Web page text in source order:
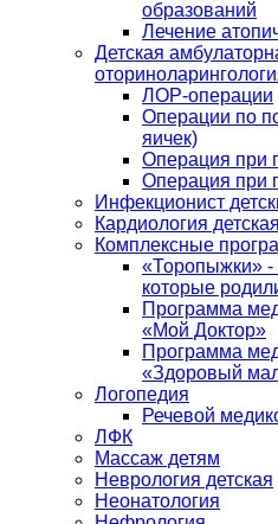
образований
Лечение
Детская
ЛОР-операции
Операции по
яичек)
Операция при
Операция при
Инфекционист
Кардиология детская
Комплексные
«Торопыжки»
которые
Программа
«Мой Доктор»
Программа
«Здоровый
Логопедия
Речевой
ЛФК
Массаж детям
Неврология детская
Неонатология